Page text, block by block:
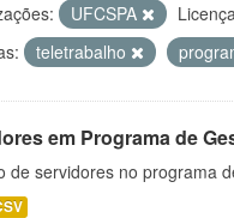
UFCSPA
teletrabalho
em Programa de
de servidores no programa